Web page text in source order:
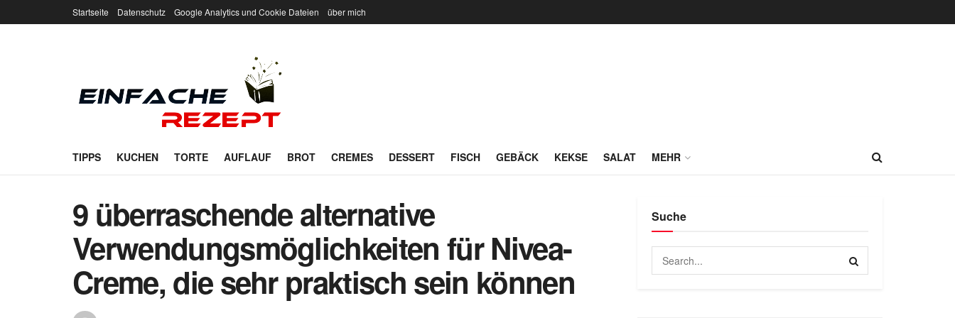
Startseite Datenschutz Google Analytics und Cookie Dateien über mich
TIPPS KUCHEN TORTE AUFLAUF BROT CREMES DESSERT FISCH GEBÄCK KEKSE SALAT MEHR
9 überraschende alternative
Verwendungsmöglichkeiten für Nivea-
Creme, die sehr praktisch sein können
Suche